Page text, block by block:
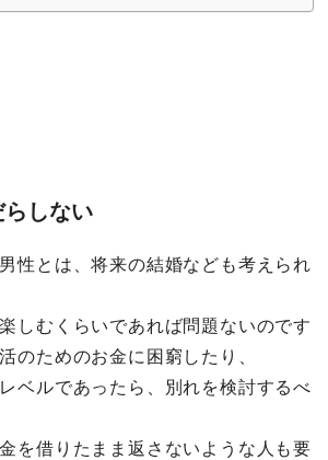
しない
性とは、将来の結婚なども考えられ
しむくらいであれば問題ないのです
のためのお金に困窮したり、
ベルであったら、別れを検討するべ
を借りたまま返さないような人も要